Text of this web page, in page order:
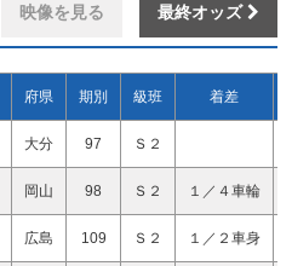
映像を見る 最終オッズ
府県 期別 級班 着差
大分 97 Ｓ２
岡山 98 Ｓ２ １／４車輪
広島 109 Ｓ２ １／２車身